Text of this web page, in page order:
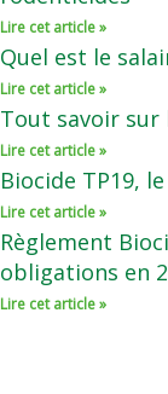
Lire cet article »
Quel est le
Lire cet article »
Tout savoir sur
Lire cet article »
Biocide TP19,
Lire cet article »
Règlement
obligations en
Lire cet article »